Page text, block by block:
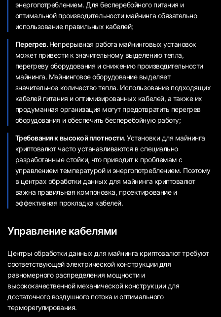
энергопотреблением. Для бесперебойного питания и
оптимальной производительности майнинга обязательно
использование правильных кабелей;
Перегрев. Непрерывная работа майнинговых установок
может привести к значительному выделению тепла,
перегреву оборудования и снижению производительности
майнинга. Майнинговое оборудование выделяет
значительное количество тепла. Использование подходящих
кабелей питания и оптимизированных кабелей, а также их
продуманная организация могут предотвратить перегрев
оборудования и обеспечить бесперебойную работу;
Требования к высокой плотности. Установки для майнинга
криптовалют часто устанавливаются в специально
разработанные стойки, что приводит к проблемам с
управлением температурой и энергопотреблением. Поэтому
в центрах обработки данных для майнинга криптовалют
важна правильная компоновка, проектирование и
эффективная прокладка кабелей.
Управление кабелями
Центры обработки данных для майнинга криптовалют требуют
соответствующей электрической конструкции для
равномерного распределения мощности и
высококачественной механической конструкции для
достаточного воздушного потока и оптимального
терморегулирования.